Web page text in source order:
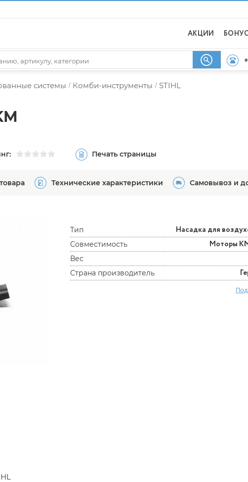
АКЦИИ
системы / Комби-инструменты / STIHL
Печать страницы
Технические характеристики Самовывоз и
Тип Насадка для
Совместимость Моторы
Вес
Страна производитель